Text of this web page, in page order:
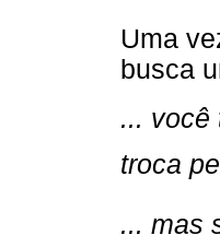
Uma
busca
...
troca
...